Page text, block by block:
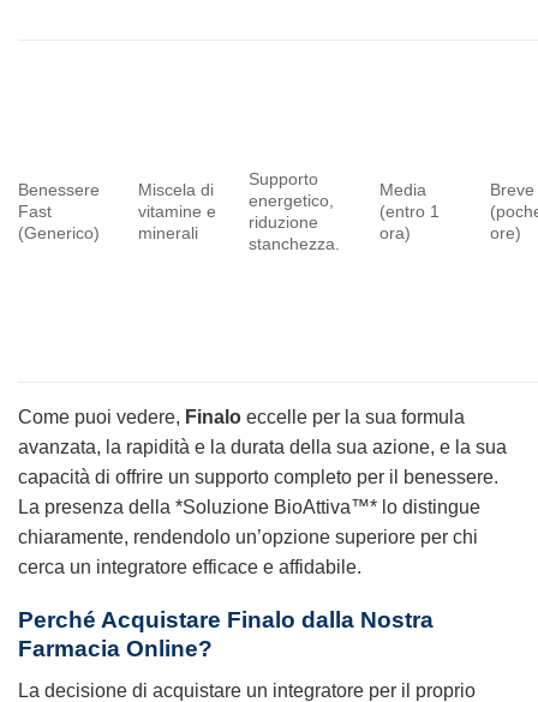
Benessere
Fast
(Generico)
Miscela di
vitamine e
minerali
Supporto
energetico,
riduzione
stanchezza.
Media
(entro 1
ora)
Breve
ore)
Come puoi vedere, Finalo eccelle per la sua formula
avanzata, la rapidità e la durata della sua azione, e la sua
capacità di offrire un supporto completo per il benessere.
La presenza della *Soluzione BioAttiva™* lo distingue
chiaramente, rendendolo un’opzione superiore per chi
cerca un integratore efficace e affidabile.
Perché Acquistare Finalo dalla Nostra
Farmacia Online?
La decisione di acquistare un integratore per il proprio